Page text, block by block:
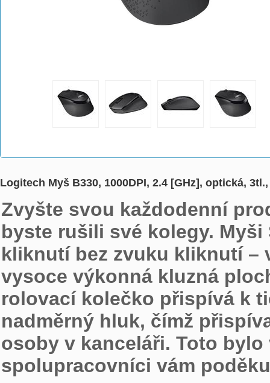
Logitech Myš B330, 1000DPI, 2.4 [GHz], optická,
Zvyšte svou každodenní
byste rušili své kolegy.
kliknutí bez zvuku kliknutí –
vysoce výkonná kluzná
rolovací kolečko přispívá k
nadměrný hluk, čímž
osoby v kanceláři. Toto
spolupracovníci vám